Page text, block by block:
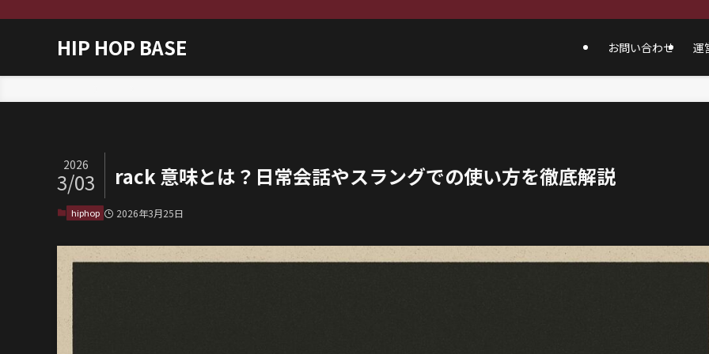
HIP HOP BASE お問い合わせ 運
rack 意味とは？日常会話やスラングでの使い方を徹底解説
2026
3/03
hiphop 2026年3月25日